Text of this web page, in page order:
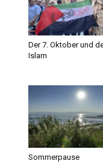
Der 7. Oktober und
Islam
Sommerpause